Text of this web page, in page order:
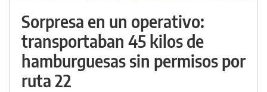
Sorpresa en un operativo:
transportaban 45 kilos de
hamburguesas sin permisos por
ruta 22